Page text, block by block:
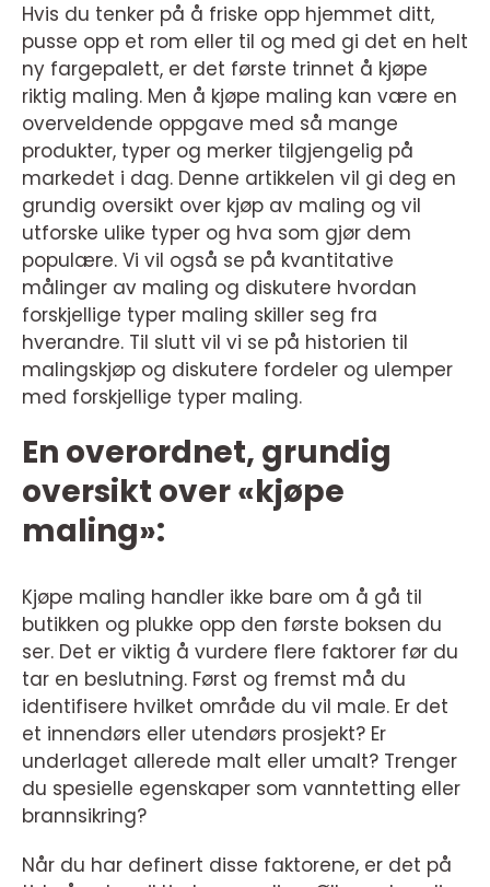
Hvis du tenker på å friske opp hjemmet ditt,
pusse opp et rom eller til og med gi det en helt
ny fargepalett, er det første trinnet å kjøpe
riktig maling. Men å kjøpe maling kan være en
overveldende oppgave med så mange
produkter, typer og merker tilgjengelig på
markedet i dag. Denne artikkelen vil gi deg en
grundig oversikt over kjøp av maling og vil
utforske ulike typer og hva som gjør dem
populære. Vi vil også se på kvantitative
målinger av maling og diskutere hvordan
forskjellige typer maling skiller seg fra
hverandre. Til slutt vil vi se på historien til
malingskjøp og diskutere fordeler og ulemper
med forskjellige typer maling.
En overordnet, grundig
oversikt over «kjøpe
maling»:
Kjøpe maling handler ikke bare om å gå til
butikken og plukke opp den første boksen du
ser. Det er viktig å vurdere flere faktorer før du
tar en beslutning. Først og fremst må du
identifisere hvilket område du vil male. Er det
et innendørs eller utendørs prosjekt? Er
underlaget allerede malt eller umalt? Trenger
du spesielle egenskaper som vanntetting eller
brannsikring?
Når du har definert disse faktorene, er det på